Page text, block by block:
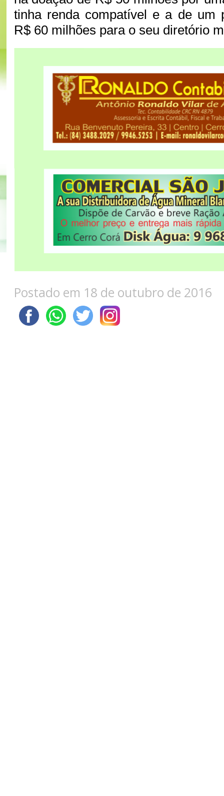
tinha renda compatível e a de um
R$ 60 milhões para o seu diretório
Postado em 18 de outubro de 2016